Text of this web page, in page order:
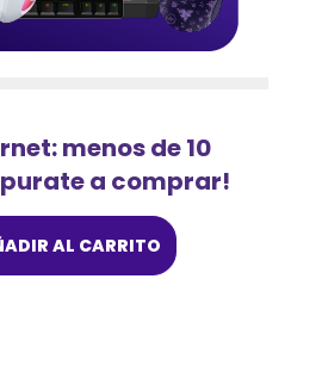
menos de 10
a comprar!
AL CARRITO